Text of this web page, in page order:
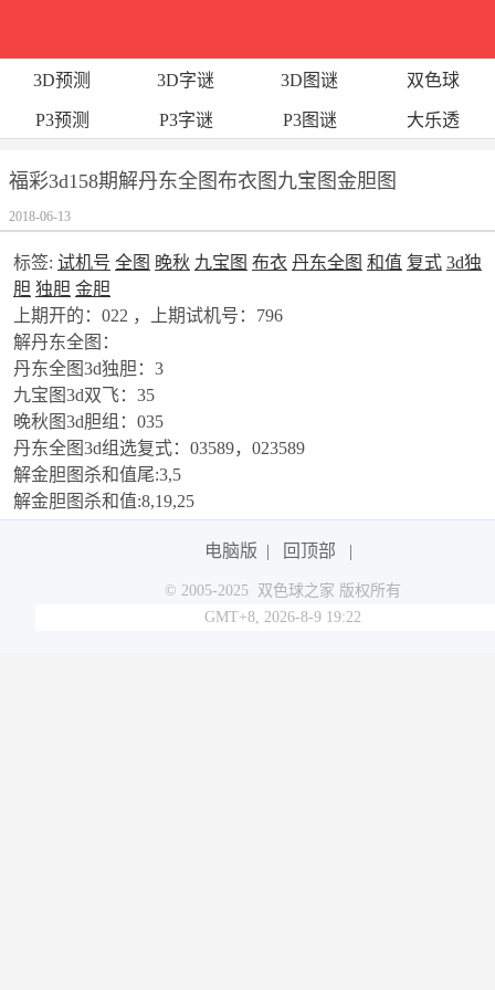
3D预测 3D字谜 3D图谜 双色球
P3预测 P3字谜 P3图谜 大乐透
福彩3d158期解丹东全图布衣图九宝图金胆图
2018-06-13
标签: 试机号 全图 晚秋 九宝图 布衣 丹东全图 和值 复式 3d独
胆 独胆 金胆
上期开的：022 ，上期试机号：796
解丹东全图：
丹东全图3d独胆：3
九宝图3d双飞：35
晚秋图3d胆组：035
丹东全图3d组选复式：03589，023589
解金胆图杀和值尾:3,5
解金胆图杀和值:8,19,25
电脑版 | 回顶部 |
© 2005-2025 双色球之家 版权所有
GMT+8, 2026-8-9 19:22